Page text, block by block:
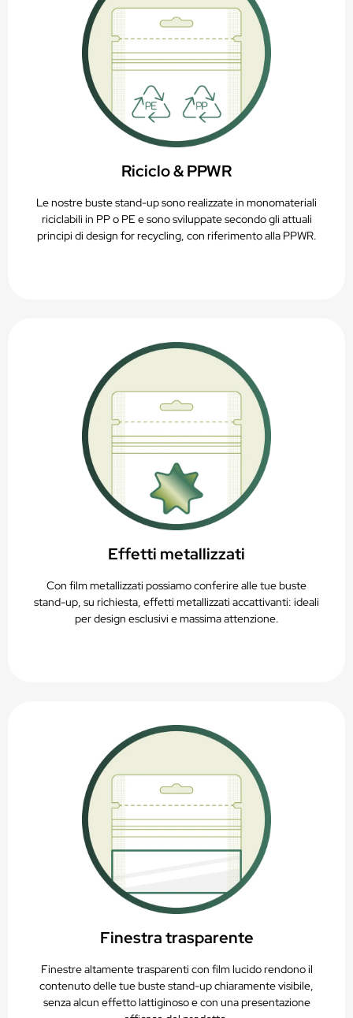
Riciclo & PPWR
Le nostre buste stand-up sono realizzate in monomateriali
riciclabili in PP o PE e sono sviluppate secondo gli attuali
principi di design for recycling, con riferimento alla PPWR.
Effetti metallizzati
Con film metallizzati possiamo conferire alle tue buste
stand-up, su richiesta, effetti metallizzati accattivanti: ideali
per design esclusivi e massima attenzione.
Finestra trasparente
Finestre altamente trasparenti con film lucido rendono il
contenuto delle tue buste stand-up chiaramente visibile,
senza alcun effetto lattiginoso e con una presentazione